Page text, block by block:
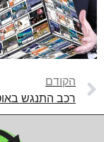
הקודם